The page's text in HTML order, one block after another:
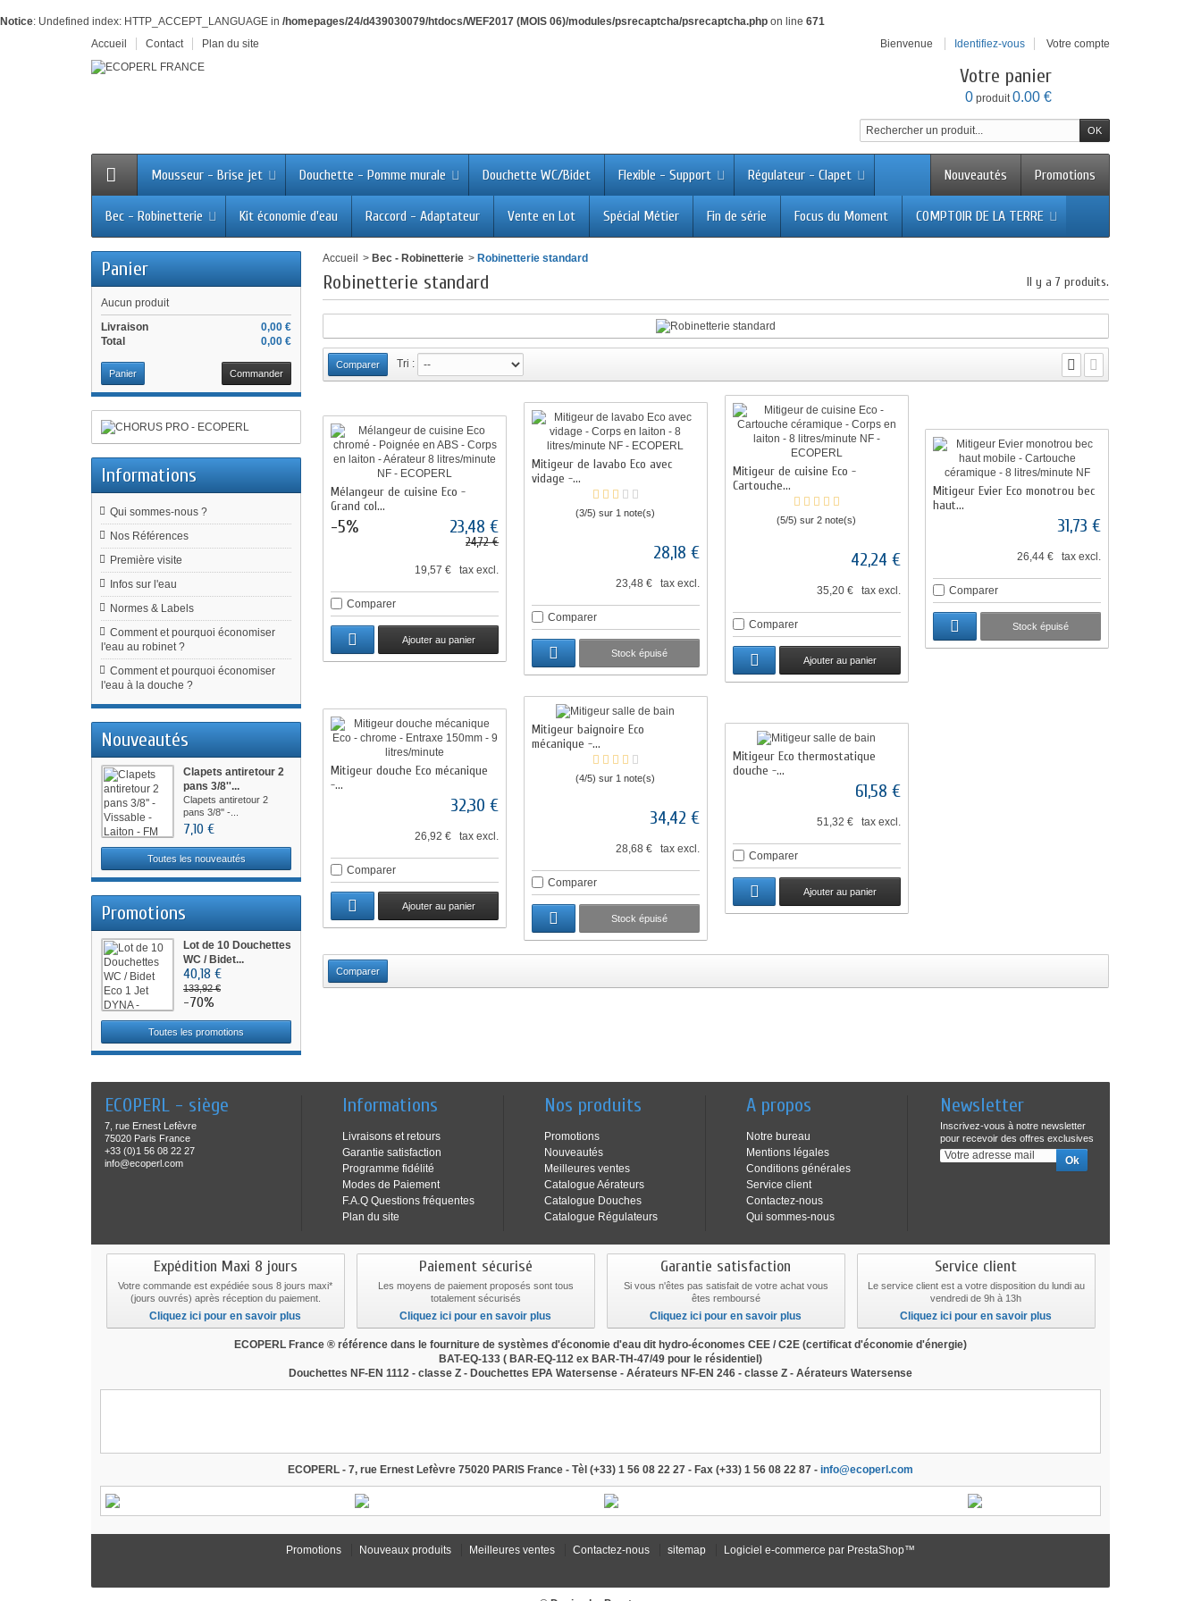
Notice: Undefined index: HTTP_ACCEPT_LANGUAGE in /homepages/24/d439030079/htdocs/WEF2017 (MOIS 06)/modules/psrecaptcha/psrecaptcha.php on line 671
Accueil
Contact Plan du site Bienvenue Identifiez-vous Votre compte
Votre panier
0 produit0.00 €
Promotions
Nouveautés
Mousseur - Brise jet Douchette - Pomme murale Douchette WC/Bidet Flexible - Support Régulateur - Clapet
Bec - Robinetterie Kit économie d'eau Raccord - Adaptateur Vente en Lot Spécial Métier Fin de série Focus du Moment COMPTOIR DE LA TERRE
Panier
Aucun produit
0,00 €
Livraison
0,00 €
Total
Panier Commander
Informations
Qui sommes-nous ?
Nos Références
Première visite
Infos sur l'eau
Normes & Labels
Comment et pourquoi économiser
l'eau au robinet ?
Comment et pourquoi économiser
l'eau à la douche ?
Nouveautés
Clapets antiretour 2
pans 3/8''...
Clapets antiretour 2
pans 3/8'' -...
7,10 €
Toutes les nouveautés
Promotions
Lot de 10 Douchettes
WC / Bidet...
40,18 €
133,92 €
-70%
Toutes les promotions
Accueil > Bec - Robinetterie > Robinetterie standard
Robinetterie standard Il y a 7 produits.
Tri :
Mélangeur de cuisine Eco -
Grand col...
-5% 23,48 €
24,72 €
19,57 € tax excl.
Comparer
Ajouter au panier
Mitigeur de lavabo Eco avec
vidage -...
(3/5) sur 1 note(s)
28,18 €
23,48 € tax excl.
Comparer
Stock épuisé
Mitigeur de cuisine Eco -
Cartouche...
(5/5) sur 2 note(s)
42,24 €
35,20 € tax excl.
Comparer
Ajouter au panier
Mitigeur Evier Eco monotrou bec
haut...
31,73 €
26,44 € tax excl.
Comparer
Stock épuisé
Mitigeur douche Eco mécanique
-...
32,30 €
26,92 € tax excl.
Comparer
Ajouter au panier
Mitigeur baignoire Eco
mécanique -...
(4/5) sur 1 note(s)
34,42 €
28,68 € tax excl.
Comparer
Stock épuisé
Mitigeur Eco thermostatique
douche -...
61,58 €
51,32 € tax excl.
Comparer
Ajouter au panier
ECOPERL - siège
7, rue Ernest Lefèvre
75020 Paris France
+33 (0)1 56 08 22 27
info@ecoperl.com
Informations
Livraisons et retours
Garantie satisfaction
Programme fidélité
Modes de Paiement
F.A.Q Questions fréquentes
Plan du site
Nos produits
Promotions
Nouveautés
Meilleures ventes
Catalogue Aérateurs
Catalogue Douches
Catalogue Régulateurs
A propos
Notre bureau
Mentions légales
Conditions générales
Service client
Contactez-nous
Qui sommes-nous
Newsletter
Inscrivez-vous à notre newsletter
pour recevoir des offres exclusives
Expédition Maxi 8 jours
Votre commande est expédiée sous 8 jours maxi*
(jours ouvrés) après réception du paiement.
Cliquez ici pour en savoir plus
Paiement sécurisé
Les moyens de paiement proposés sont tous
totalement sécurisés
Cliquez ici pour en savoir plus
Garantie satisfaction
Si vous n'êtes pas satisfait de votre achat vous
êtes remboursé
Cliquez ici pour en savoir plus
Service client
Le service client est a votre disposition du lundi au
vendredi de 9h à 13h
Cliquez ici pour en savoir plus
ECOPERL France ® référence dans le fourniture de systèmes d'économie d'eau dit hydro-économes CEE / C2E (certificat d'économie d'énergie)
BAT-EQ-133 ( BAR-EQ-112 ex BAR-TH-47/49 pour le résidentiel)
Douchettes NF-EN 1112 - classe Z - Douchettes EPA Watersense - Aérateurs NF-EN 246 - classe Z - Aérateurs Watersense
ECOPERL - 7, rue Ernest Lefèvre 75020 PARIS France - Tèl (+33) 1 56 08 22 27 - Fax (+33) 1 56 08 22 87 - info@ecoperl.com
Promotions Nouveaux produits Meilleures ventes Contactez-nous sitemap Logiciel e-commerce par PrestaShop™